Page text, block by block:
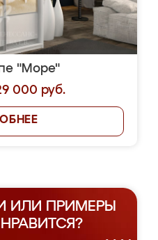
"Море"
000 руб.
ИЛИ ПРИМЕРЫ